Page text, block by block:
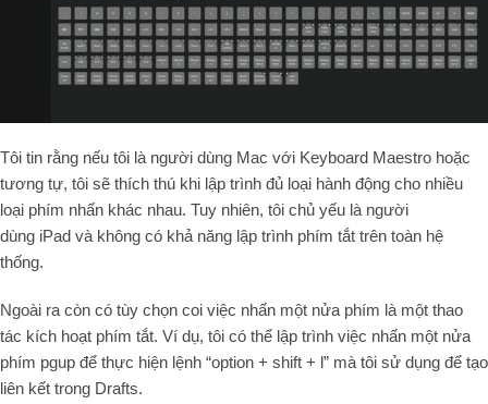
Tôi tin rằng nếu tôi là người dùng Mac với Keyboard Maestro hoặc
tương tự, tôi sẽ thích thú khi lập trình đủ loại hành động cho nhiều
loại phím nhấn khác nhau. Tuy nhiên, tôi chủ yếu là người
dùng iPad và không có khả năng lập trình phím tắt trên toàn hệ
thống.
Ngoài ra còn có tùy chọn coi việc nhấn một nửa phím là một thao
tác kích hoạt phím tắt. Ví dụ, tôi có thể lập trình việc nhấn một nửa
phím pgup để thực hiện lệnh “option + shift + l” mà tôi sử dụng để tạo
liên kết trong Drafts.